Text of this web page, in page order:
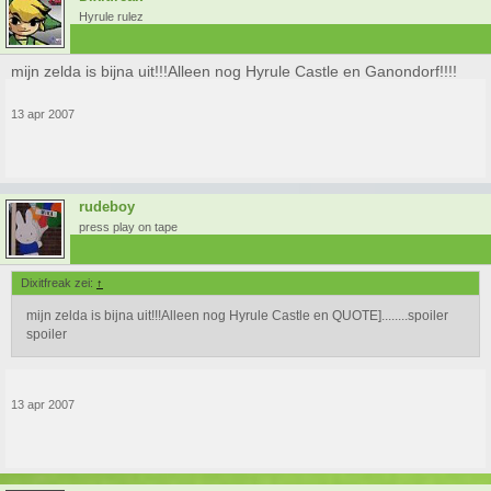
Hyrule rulez
mijn zelda is bijna uit!!!Alleen nog Hyrule Castle en Ganondorf!!!!
13 apr 2007
rudeboy
press play on tape
Dixitfreak zei: ↑
mijn zelda is bijna uit!!!Alleen nog Hyrule Castle en QUOTE]........spoiler
spoiler
13 apr 2007